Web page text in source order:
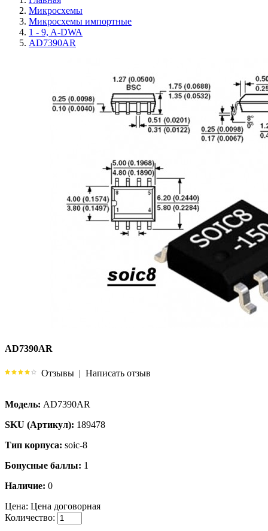
Микросхемы
Микросхемы импортные
1 - 9, A-DWA
AD7390AR
AD7390AR
Отзывы | Написать отзыв
Модель: AD7390AR
SKU (Артикул): 189478
Тип корпуса: soic-8
Бонусные баллы: 1
Наличие: 0
Цена: Цена договорная
Количество: